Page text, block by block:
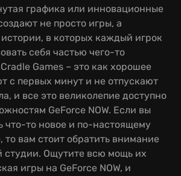
графика или инновационные
не просто игры, а
в которых каждый игрок
себя частью чего-то
Games – это как хорошее
с первых минут и не отпускают
и все это великолепие доступно
GeForce NOW. Если вы
что-то новое и по-настоящему
вам стоит обратить внимание
студии. Ощутите всю мощь их
игры на GeForce NOW, и